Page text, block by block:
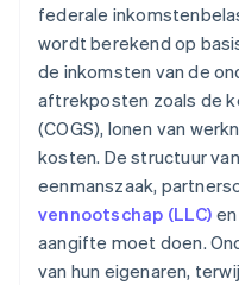
federale
wordt berekend op
de inkomsten van de
aftrekposten zoals de
(COGS), lonen van
kosten. De structuur
eenmanszaak,
vennootschap (LLC)
aangifte moet doen.
van hun eigenaren,